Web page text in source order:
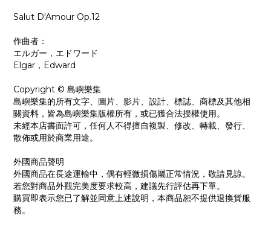
Salut D'Amour Op.12
作曲者：
エルガー，エドワード
Elgar，Edward
Copyright © 島嶼樂集
島嶼樂集的所有文字、圖片、影片、設計、標誌、商標及其他相
關資料，皆為島嶼樂集版權所有，或已獲合法授權使用。
未經本店書面許可，任何人不得擅自複製、修改、轉載、發行、
散佈或用於商業用途。
外國商品聲明
外國商品在長途運輸中，偶有輕微損傷屬正常情況，敬請見諒。
若您對商品外觀完美度要求較高，建議先行評估再下單。
購買即表示您已了解並同意上述說明，本商品恕不提供退換貨服
務。